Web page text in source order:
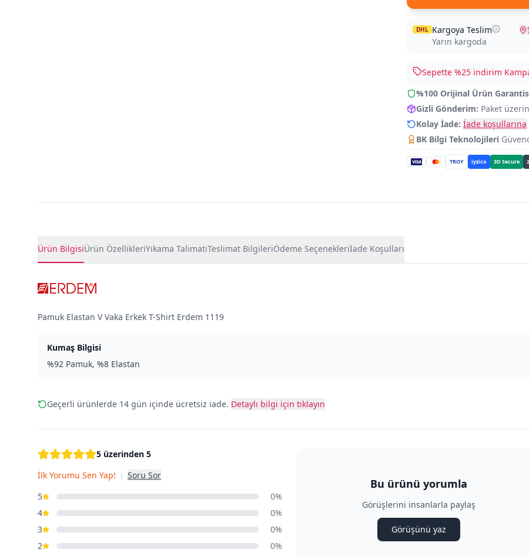
DHL Kargoya Teslim
Yarın kargoda
Sepette %25 indirim
%100 Orijinal Ürün
Gizli Gönderim: Paket
Kolay İade: İade koşullarına
BK Bilgi Teknolojileri
TROY iyzico 3D Secure
Ürün BilgisiÜrün ÖzellikleriYıkama TalimatıTeslimat BilgileriÖdeme Seçenekleriİade Koşulları
Pamuk Elastan V Vaka Erkek T-Shirt Erdem 1119
Kumaş Bilgisi
%92 Pamuk, %8 Elastan
Geçerli ürünlerde 14 gün içinde ücretsiz iade. Detaylı bilgi için tıklayın
5 üzerinden 5
İlk Yorumu Sen Yap! | Soru Sor
5
0%
4
0%
3
0%
2
0%
Bu ürünü yorumla
Görüşlerini insanlarla paylaş
Görüşünü yaz